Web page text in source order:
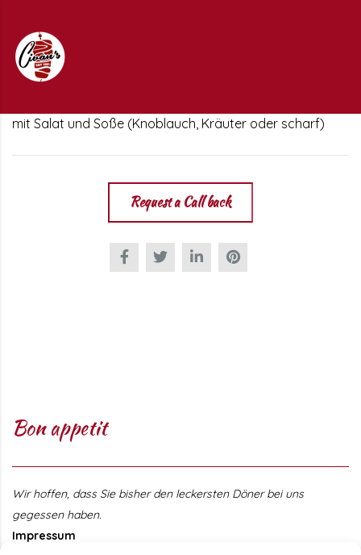
mit Salat und Soße (Knoblauch, Kräuter oder scharf)
Request a Call back
Bon appetit
Wir hoffen, dass Sie bisher den leckersten Döner bei uns
gegessen haben.
Impressum